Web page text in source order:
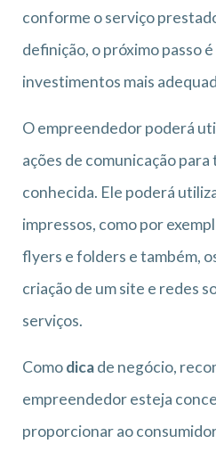
conforme o serviço
definição, o próximo passo
investimentos mais
O empreendedor poderá
ações de comunicação para
conhecida. Ele poderá
impressos, como por
flyers e folders e também,
criação de um site e redes
serviços.
Comodicade negócio,
empreendedor esteja
proporcionar ao